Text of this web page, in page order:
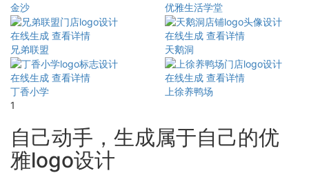
金沙
优雅生活学堂
在线生成 查看详情
兄弟联盟
在线生成 查看详情
天鹅洞
在线生成 查看详情
丁香小学
在线生成 查看详情
上徐养鸭场
1
自己动手，生成属于自己的优
雅logo设计